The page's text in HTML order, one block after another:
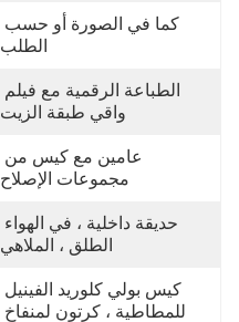
الطلب
واقي طبقة الزيت
مجموعات الإصلاح
الطلق ، الملاهي